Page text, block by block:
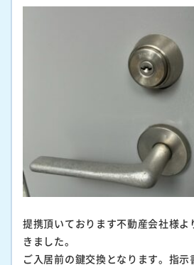
提携頂いております不動産会社様
きました。
ご入居前の鍵交換となります。指